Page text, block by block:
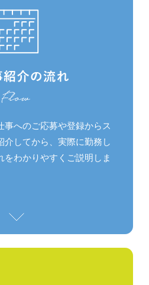
事へのご応募や登録からス
介してから、実際に勤務し
をわかりやすくご説明しま